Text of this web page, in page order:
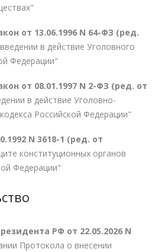
от 13.06.1996 N 64-ФЗ (ред.
в действие Уголовного
Федерации"
от 08.01.1997 N 2-ФЗ (ред. от
в действие Уголовно-
Российской Федерации"
N 3618-1 (ред. от
конституционных органов
Федерации"
РФ от 22.05.2026 N
Протокола о внесении